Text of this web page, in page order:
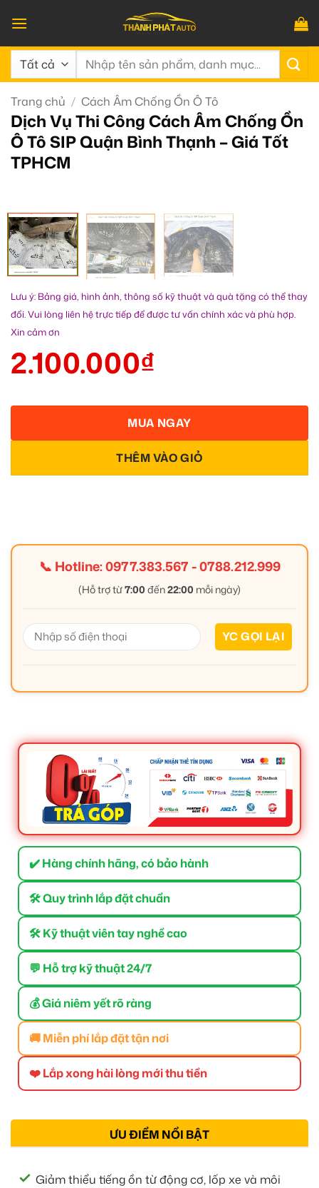
qua
nội
dung
Tìm
Trang chủ / Cách Âm Chống Ồn Ô Tô
Dịch Vụ Thi Công Cách Âm Chống Ồn
Ô Tô SIP Quận Bình Thạnh – Giá Tốt
TPHCM
Lưu ý: Bảng giá, hình ảnh, thông số kỹ thuật và quà tặng có thể thay
đổi. Vui lòng liên hệ trực tiếp để được tư vấn chính xác và phù hợp.
Xin cảm ơn
2.100.000₫
THÊM VÀO GIỎ
MUA NGAY
📞 Hotline:0977.383.567-0788.212.999
(Hỗ trợ từ7:00 đến22:00 mỗi ngày)
✔️ Hàng chính hãng, có bảo hành
🛠 Quy trình lắp đặt chuẩn
🛠 Kỹ thuật viên tay nghề cao
💬 Hỗ trợ kỹ thuật 24/7
💰 Giá niêm yết rõ ràng
🚚 Miễn phí lắp đặt tận nơi
❤️ Lắp xong hài lòng mới thu tiền
ƯU ĐIỂM NỔI BẬT
Giảm thiểu tiếng ồn từ động cơ, lốp xe và môi